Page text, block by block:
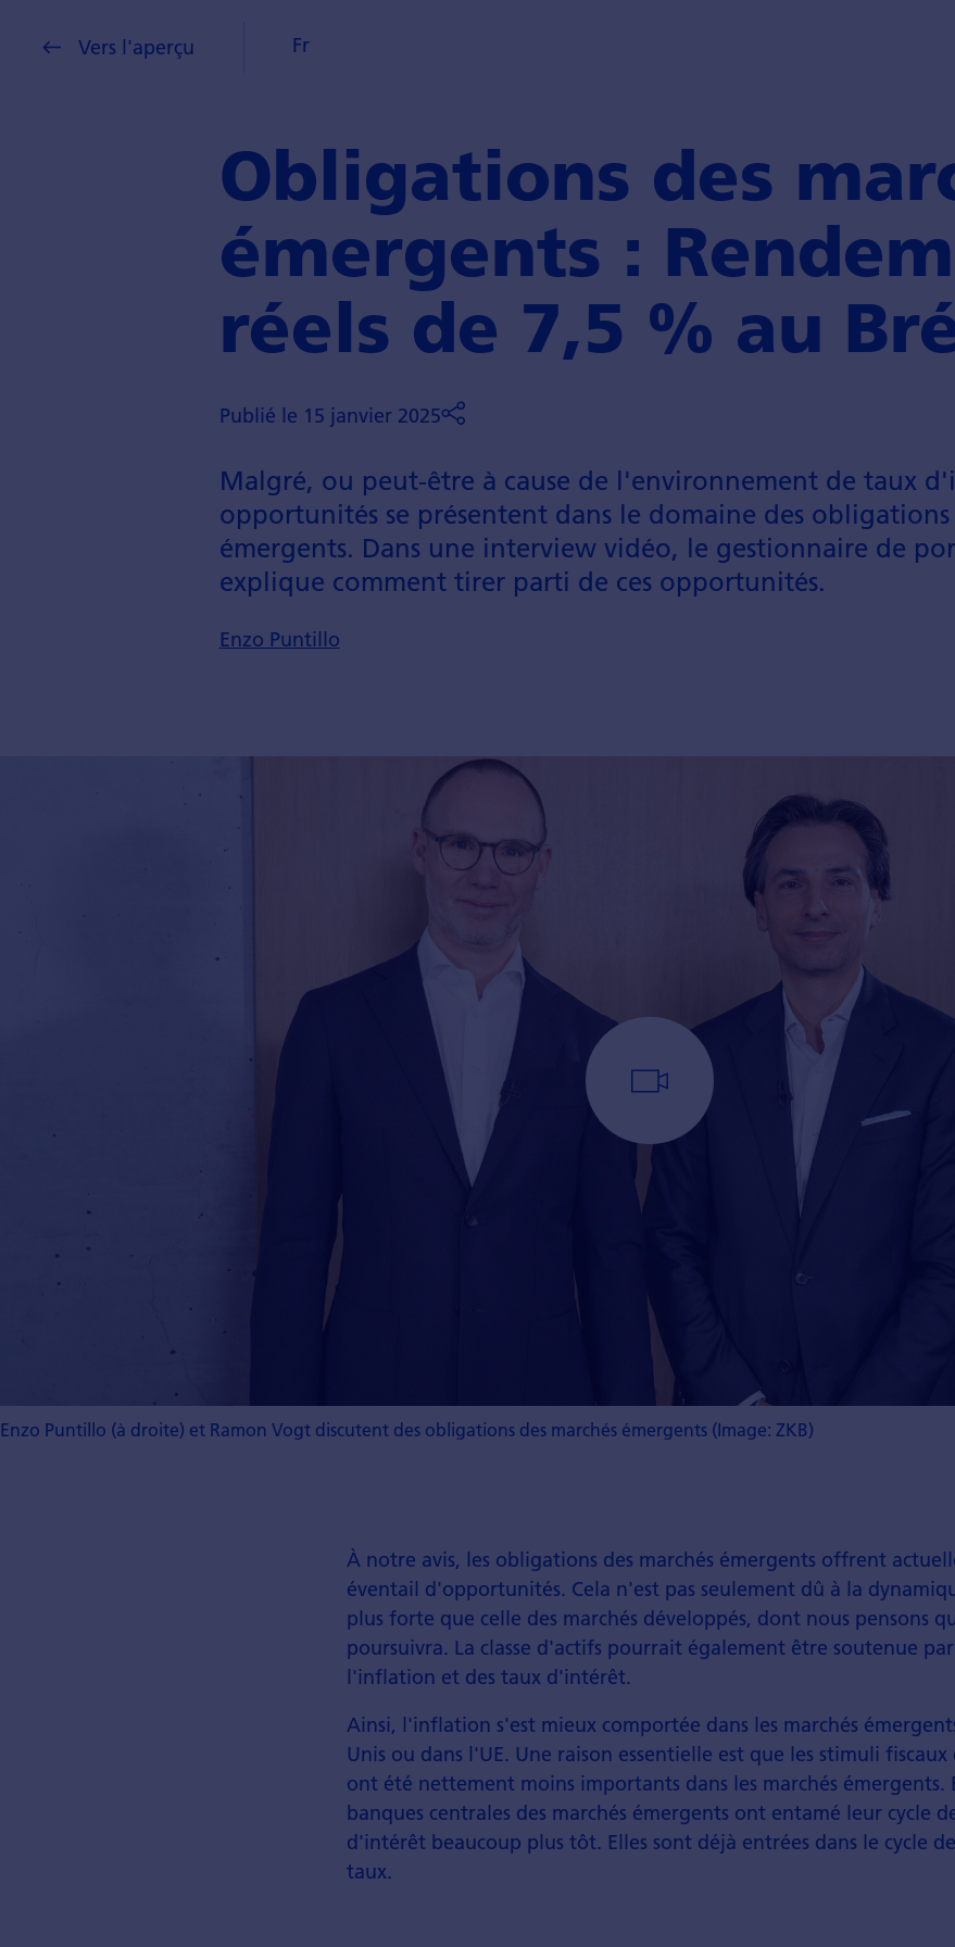
Vers l'aperçu Fr
Obligations des
émergents :
réels de 7,5 % au
Publié le 15 janvier 2025
Malgré, ou peut-être à cause de l'environnement de taux
opportunités se présentent dans le domaine des obligations
émergents. Dans une interview vidéo, le gestionnaire de
explique comment tirer parti de ces opportunités.
Enzo Puntillo
Enzo Puntillo (à droite) et Ramon Vogt discutent des obligations des marchés émergents (Image: ZKB)
À notre avis, les obligations des marchés émergents offrent
éventail d'opportunités. Cela n'est pas seulement dû à la
plus forte que celle des marchés développés, dont nous pensons
poursuivra. La classe d'actifs pourrait également être soutenue
l'inflation et des taux d'intérêt.
Ainsi, l'inflation s'est mieux comportée dans les marchés
Unis ou dans l'UE. Une raison essentielle est que les stimuli
ont été nettement moins importants dans les marchés émergents.
banques centrales des marchés émergents ont entamé leur cycle
d'intérêt beaucoup plus tôt. Elles sont déjà entrées dans le cycle
taux.